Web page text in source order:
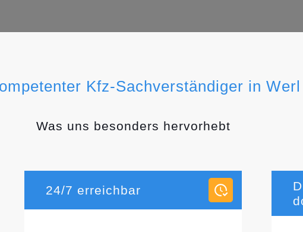
Kfz-Sachverständiger in Werl
Was uns besonders hervorhebt
24/7 erreichbar